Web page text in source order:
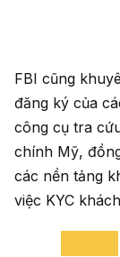
FBI cũng
đăng ký của
công cụ tra
chính Mỹ,
các nền tảng
việc KYC